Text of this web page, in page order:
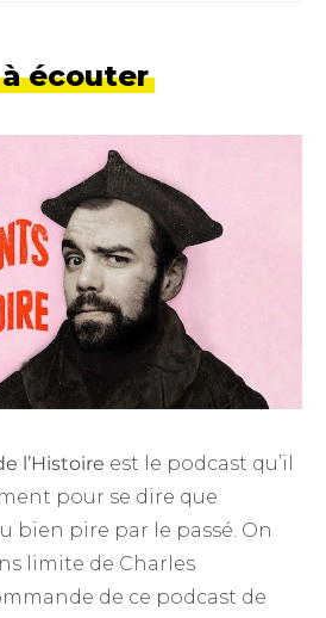
écouter
l’Histoire est le podcast qu’il
pour se dire que
bien pire par le passé. On
limite de Charles
de ce podcast de